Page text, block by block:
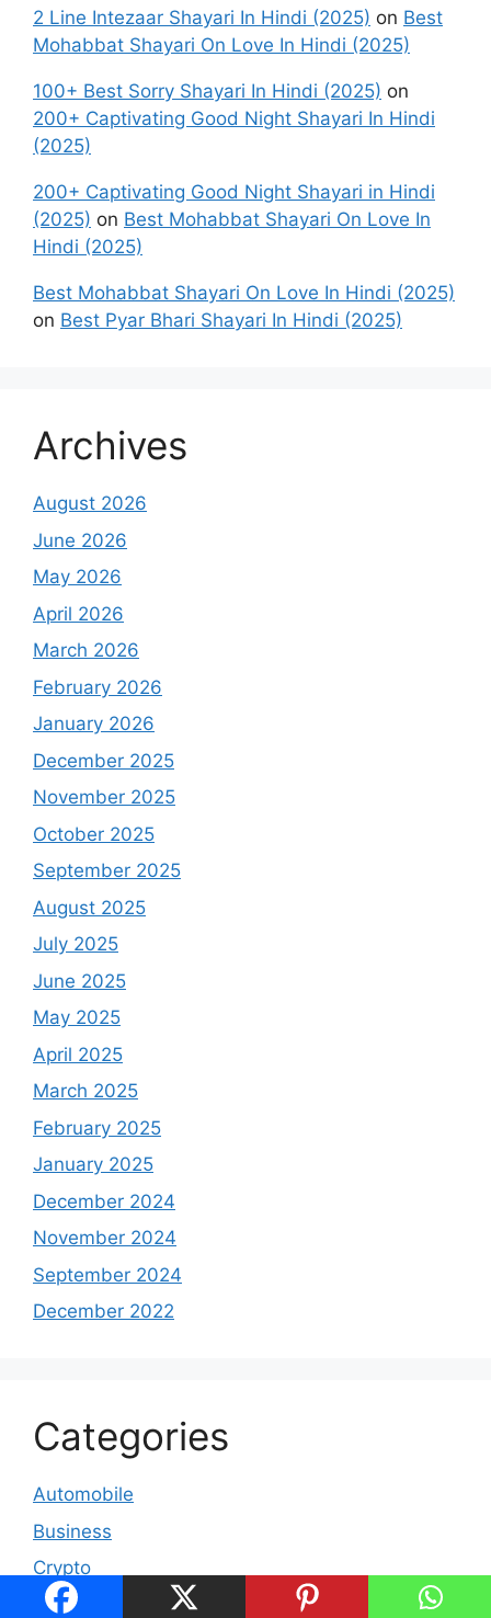
2 Line Intezaar Shayari In Hindi (2025) on Best
Mohabbat Shayari On Love In Hindi (2025)
100+ Best Sorry Shayari In Hindi (2025) on
200+ Captivating Good Night Shayari In Hindi
(2025)
200+ Captivating Good Night Shayari in Hindi
(2025) on Best Mohabbat Shayari On Love In
Hindi (2025)
Best Mohabbat Shayari On Love In Hindi (2025)
on Best Pyar Bhari Shayari In Hindi (2025)
Archives
August 2026
June 2026
May 2026
April 2026
March 2026
February 2026
January 2026
December 2025
November 2025
October 2025
September 2025
August 2025
July 2025
June 2025
May 2025
April 2025
March 2025
February 2025
January 2025
December 2024
November 2024
September 2024
December 2022
Categories
Automobile
Business
Crypto
Education